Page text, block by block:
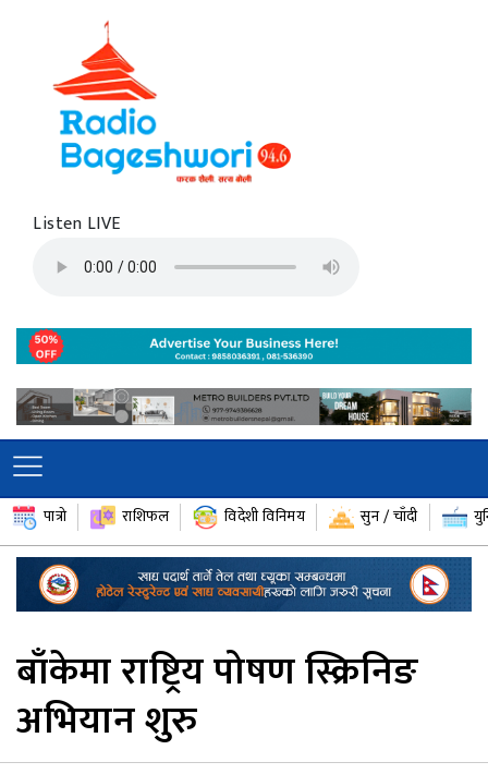
Listen LIVE
पात्रो राशिफल विदेशी विनिमय सुन / चाँदी
बाँकेमा राष्ट्रिय पोषण स्क्रिनिङ
अभियान शुरु